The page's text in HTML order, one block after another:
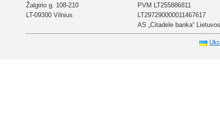
Žalgirio g. 108-210
LT-09300 Vilnius
PVM LT255886811
LT297290000011467617
AS „Citadele banka“